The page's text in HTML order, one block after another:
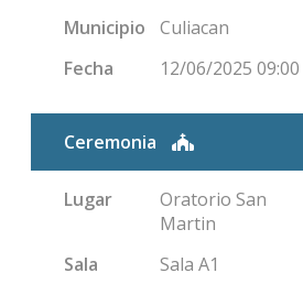
Municipio
Culiacan
Fecha
12/06/2025 09:00
Ceremonia
Lugar
Oratorio San
Martin
Sala
Sala A1